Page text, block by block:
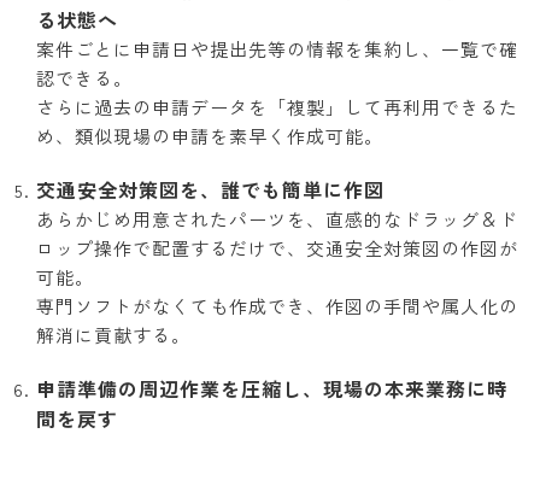
る状態へ
案件ごとに申請日や提出先等の情報を集約し、一覧で確
認できる。
さらに過去の申請データを「複製」して再利用できるた
め、類似現場の申請を素早く作成可能。
交通安全対策図を、誰でも簡単に作図
あらかじめ用意されたパーツを、直感的なドラッグ＆ド
ロップ操作で配置するだけで、交通安全対策図の作図が
可能。
専門ソフトがなくても作成でき、作図の手間や属人化の
解消に貢献する。
申請準備の周辺作業を圧縮し、現場の本来業務に時
間を戻す